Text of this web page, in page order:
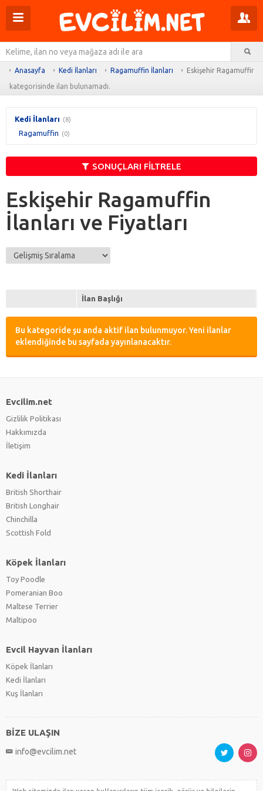
Menüyü
aç
Anasayfa Kedi İlanları Ragamuffin İlanları Eskişehir Ragamuffin
kategorisinde ilan bulunamadı.
Kedi İlanları (8)
Ragamuffin (0)
SONUÇLARI FİLTRELE
Eskişehir Ragamuffin
İlanları ve Fiyatları
İlan Başlığı
Bu kategoride şu anda aktif ilan bulunmuyor. Yeni ilanlar
eklendiğinde bu sayfada yayınlanacaktır.
Evcilim.net
Gizlilik Politikası
Hakkımızda
İletişim
Kedi İlanları
British Shorthair
British Longhair
Chinchilla
Scottish Fold
Köpek İlanları
Toy Poodle
Pomeranian Boo
Maltese Terrier
Maltipoo
Evcil Hayvan İlanları
Köpek İlanları
Kedi İlanları
Kuş İlanları
BİZE ULAŞIN
info@evcilim.net